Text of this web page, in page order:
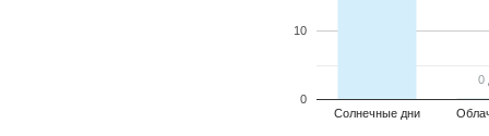
Солнечные дни
0
10
0
0